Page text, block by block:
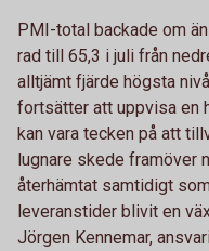
PMI-total backade om
rad till 65,3 i juli från
alltjämt fjärde högsta
fortsätter att uppvisa en
kan vara tecken på att
lugnare skede framöver
återhämtat samtidigt
leveranstider blivit en
Jörgen Kennemar,